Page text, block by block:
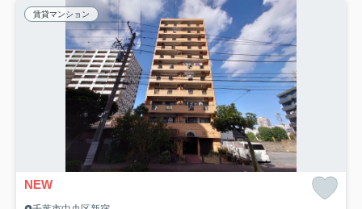
賃貸マンション
NEW